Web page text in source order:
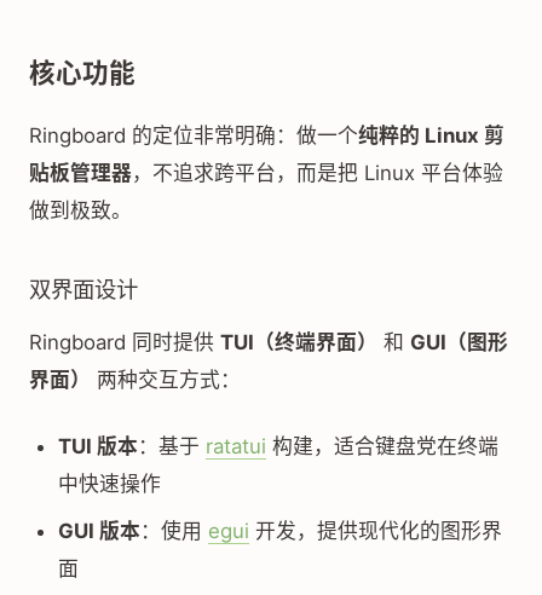
核心功能
Ringboard 的定位非常明确：做一个纯粹的 Linux 剪
贴板管理器，不追求跨平台，而是把 Linux 平台体验
做到极致。
双界面设计
Ringboard 同时提供 TUI（终端界面） 和 GUI（图形
界面）
两种交互方式：
TUI 版本 ：基于 ratatui 构建，适合键盘党在终端
中快速操作
GUI 版本 ：使用 egui 开发，提供现代化的图形界
面